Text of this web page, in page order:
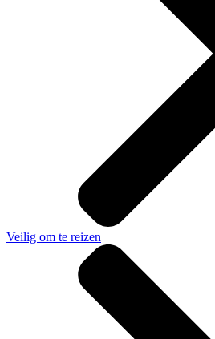
Veilig om te reizen